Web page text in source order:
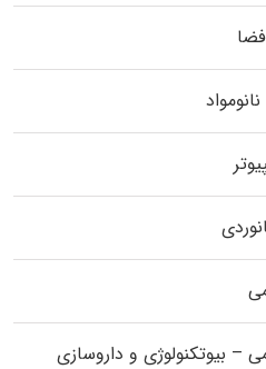
بیوتکنولوژی و داروسازی